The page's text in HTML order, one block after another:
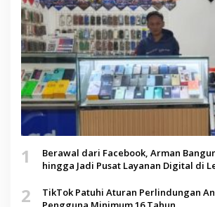
1
Berawal dari Facebook, Arman
hingga Jadi Pusat Layanan Digital di
2
TikTok Patuhi Aturan Perlindungan